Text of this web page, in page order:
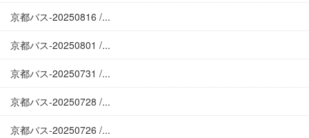
京都バス-20250816 /...
京都バス-20250801 /...
京都バス-20250731 /...
京都バス-20250728 /...
京都バス-20250726 /...